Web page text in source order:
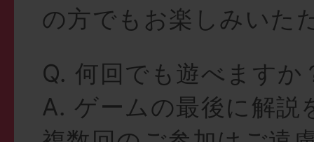
の方でもお楽しみいた
Q. 何回でも遊べますか
A. ゲームの最後に解説